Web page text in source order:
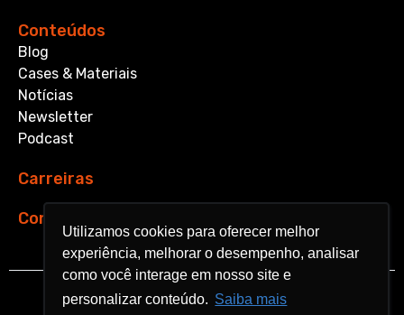
Utilizamos cookies para oferecer melhor
experiência, melhorar o desempenho, analisar
como você interage em nosso site e
personalizar conteúdo. Saiba mais
Utilizamos cookies para oferecer melhor
experiência, melhorar o desempenho, analisar
como você interage em nosso site e
personalizar conteúdo. Saiba mais
Conteúdos
Blog
Cases & Materiais
Notícias
Newsletter
Podcast
Carreiras
Contato